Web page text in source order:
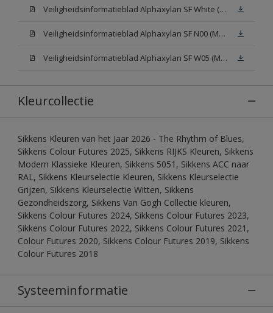
Veiligheidsinformatieblad Alphaxylan SF White (MSDS)
Veiligheidsinformatieblad Alphaxylan SF N00 (MSDS)
Veiligheidsinformatieblad Alphaxylan SF W05 (MSDS)
Kleurcollectie
Sikkens Kleuren van het Jaar 2026 - The Rhythm of Blues,
Sikkens Colour Futures 2025, Sikkens RIJKS Kleuren, Sikkens
Modern Klassieke Kleuren, Sikkens 5051, Sikkens ACC naar
RAL, Sikkens Kleurselectie Kleuren, Sikkens Kleurselectie
Grijzen, Sikkens Kleurselectie Witten, Sikkens
Gezondheidszorg, Sikkens Van Gogh Collectie kleuren,
Sikkens Colour Futures 2024, Sikkens Colour Futures 2023,
Sikkens Colour Futures 2022, Sikkens Colour Futures 2021,
Colour Futures 2020, Sikkens Colour Futures 2019, Sikkens
Colour Futures 2018
Systeeminformatie